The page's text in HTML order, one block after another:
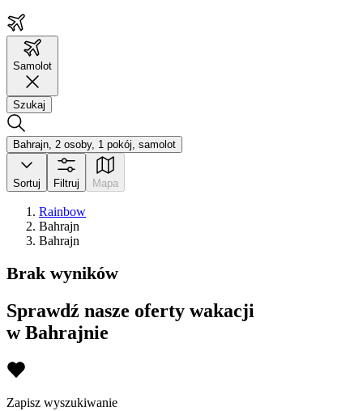
Samolot
Szukaj
Bahrajn, 2 osoby, 1 pokój, samolot
Sortuj Filtruj Mapa
Rainbow
Bahrajn
Bahrajn
Brak wyników
Sprawdź nasze oferty wakacji
w Bahrajnie
Zapisz wyszukiwanie